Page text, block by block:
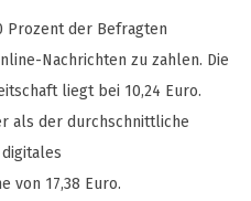
Prozent der Befragten
Nachrichten zu zahlen. Die
liegt bei 10,24 Euro.
als der durchschnittliche
von 17,38 Euro.